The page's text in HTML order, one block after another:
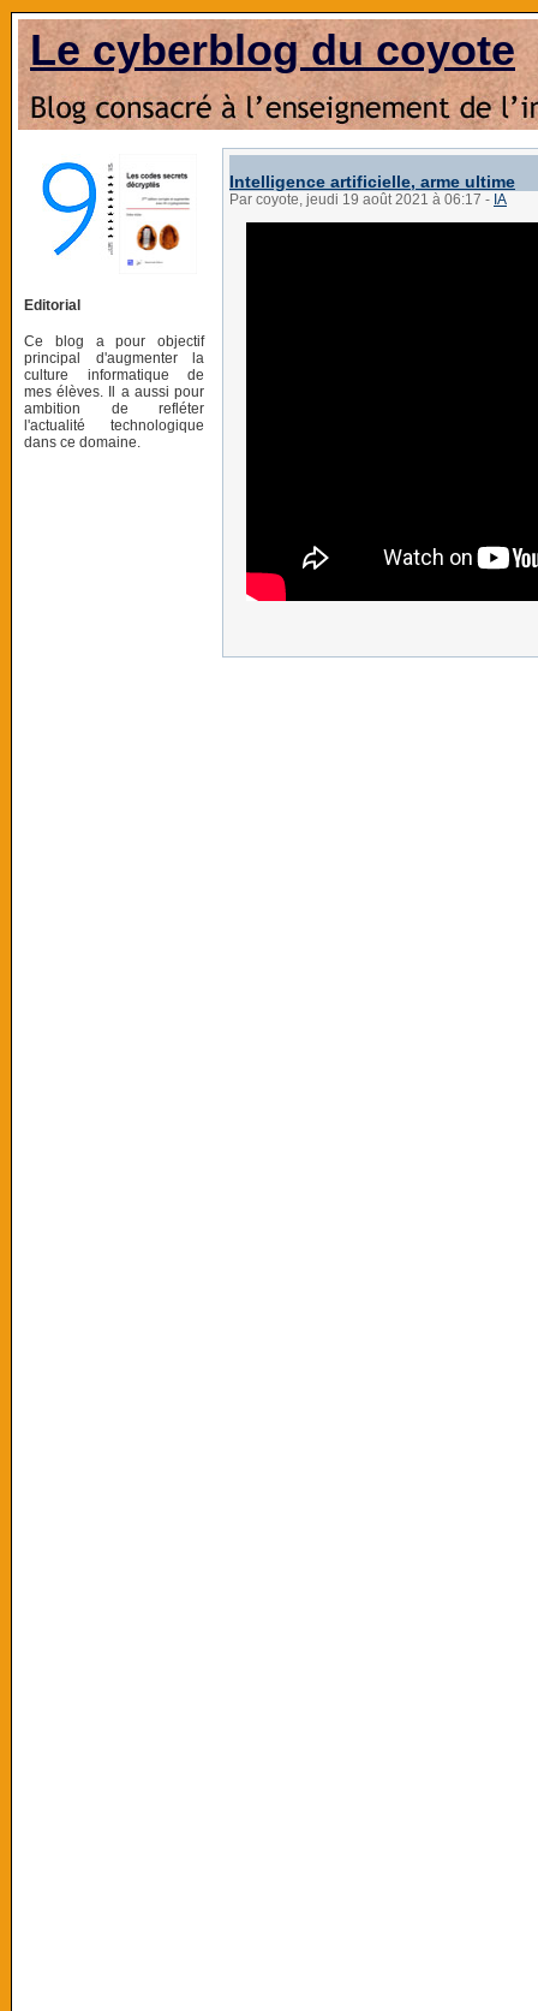
Le cyberblog du coyote
Editorial
Ce blog a pour objectif
principal d'augmenter la
culture informatique de
mes élèves. Il a aussi pour
ambition de refléter
l'actualité technologique
dans ce domaine.
Intelligence artificielle, arme ultime
Par coyote, jeudi 19 août 2021 à 06:17 - IA